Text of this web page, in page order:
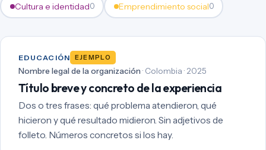
Cultura e identidad0 Emprendimiento social0
EDUCACIÓN EJEMPLO
Nombre legal de la organización · Colombia · 2025
Título breve y concreto de la experiencia
Dos o tres frases: qué problema atendieron, qué
hicieron y qué resultado midieron. Sin adjetivos de
folleto. Números concretos si los hay.